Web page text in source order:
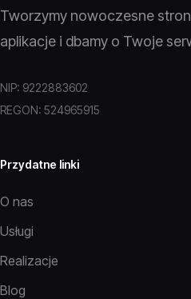
Tworzymy nowoczesne
aplikacje i dbamy o Twoje
NIP: 9222883602
REGON: 524965915
Przydatne linki
O nas
Usługi
Realizacje
Blog